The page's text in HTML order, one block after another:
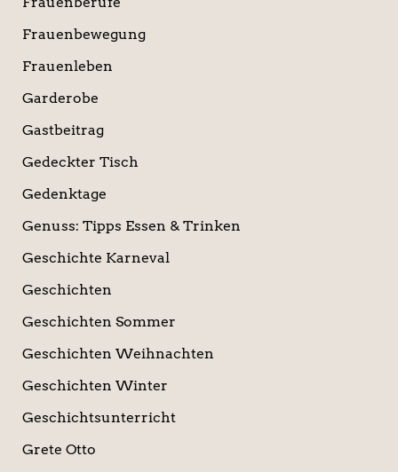
Frauenbewegung
Frauenleben
Garderobe
Gastbeitrag
Gedeckter Tisch
Gedenktage
Genuss: Tipps Essen & Trinken
Geschichte Karneval
Geschichten
Geschichten Sommer
Geschichten Weihnachten
Geschichten Winter
Geschichtsunterricht
Grete Otto